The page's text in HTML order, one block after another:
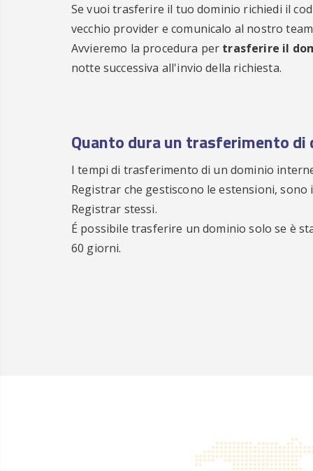
Se vuoi trasferire il tuo dominio richiedi il
vecchio provider e comunicalo al nostro
Avvieremo la procedura per trasferire il
notte successiva all'invio della richiesta.
Quanto dura un trasferimento di
I tempi di trasferimento di un dominio
Registrar che gestiscono le estensioni, sono
Registrar stessi.
É possibile trasferire un dominio solo se è
60 giorni.